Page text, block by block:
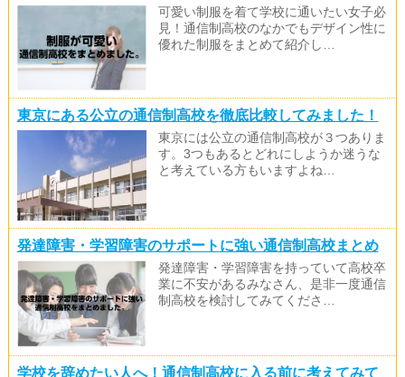
可愛い制服を着て学校に通いたい女子必
見！通信制高校のなかでもデザイン性に
優れた制服をまとめて紹介し…
東京にある公立の通信制高校を徹底比較してみました！
東京には公立の通信制高校が３つありま
す。3つもあるとどれにしようか迷うな
と考えている方もいますよね…
発達障害・学習障害のサポートに強い通信制高校まとめ
発達障害・学習障害を持っていて高校卒
業に不安があるみなさん、是非一度通信
制高校を検討してみてくださ…
学校を辞めたい人へ！通信制高校に入る前に考えてみて